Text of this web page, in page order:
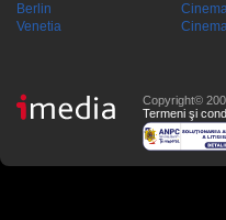
Berlin
Venetia
Copyright©
Termeni şi